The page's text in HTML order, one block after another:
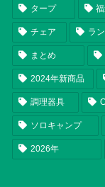
タープ
チェア ラ
まとめ
2024年新商品
調理器具
ソロキャンプ
2026年